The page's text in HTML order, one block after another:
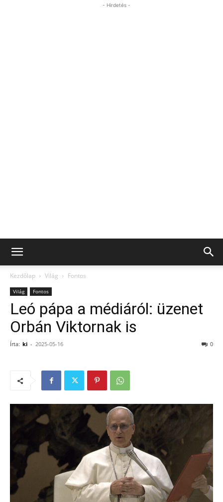
- Hirdetés -
Kezdőlap Világ Fontos
Világ Fontos
Leó pápa a médiáról: üzenet
Orbán Viktornak is
Írta: ki - 2025-05-16 0